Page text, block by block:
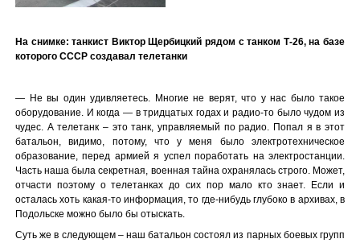
На снимке: танкист Виктор Щербицкий рядом с танком Т-26, на базе
которого СССР создавал телетанки
— Не вы один удивляетесь. Многие не верят, что у нас было такое
оборудование. И когда — в тридцатых годах и радио-то было чудом из
чудес. А телетанк – это танк, управляемый по радио. Попал я в этот
батальон, видимо, потому, что у меня было электротехническое
образование, перед армией я успел поработать на электростанции.
Часть наша была секретная, военная тайна охранялась строго. Может,
отчасти поэтому о телетанках до сих пор мало кто знает. Если и
осталась хоть какая-то информация, то где-нибудь глубоко в архивах, в
Подольске можно было бы отыскать.
Суть же в следующем – наш батальон состоял из парных боевых групп